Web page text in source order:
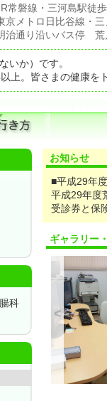
常磐線・三河島駅徒
京メトロ日比谷線・
治通り沿いバス停 荒
いか）です。
上。皆さまの健康を
科
お知らせ
■平成29年
平成29年度
受診券と保
ギャラリー
<